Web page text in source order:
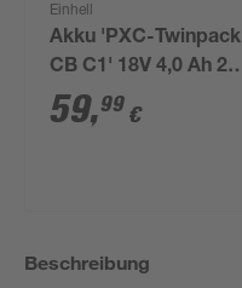
Einhell
Akku 'PXC-Twinpack
CB C1' 18V 4,0 Ah 2
Stück
59,99 €
Beschreibung